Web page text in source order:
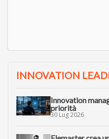
INNOVATION
Innovation
priorità
30 Lug 2026